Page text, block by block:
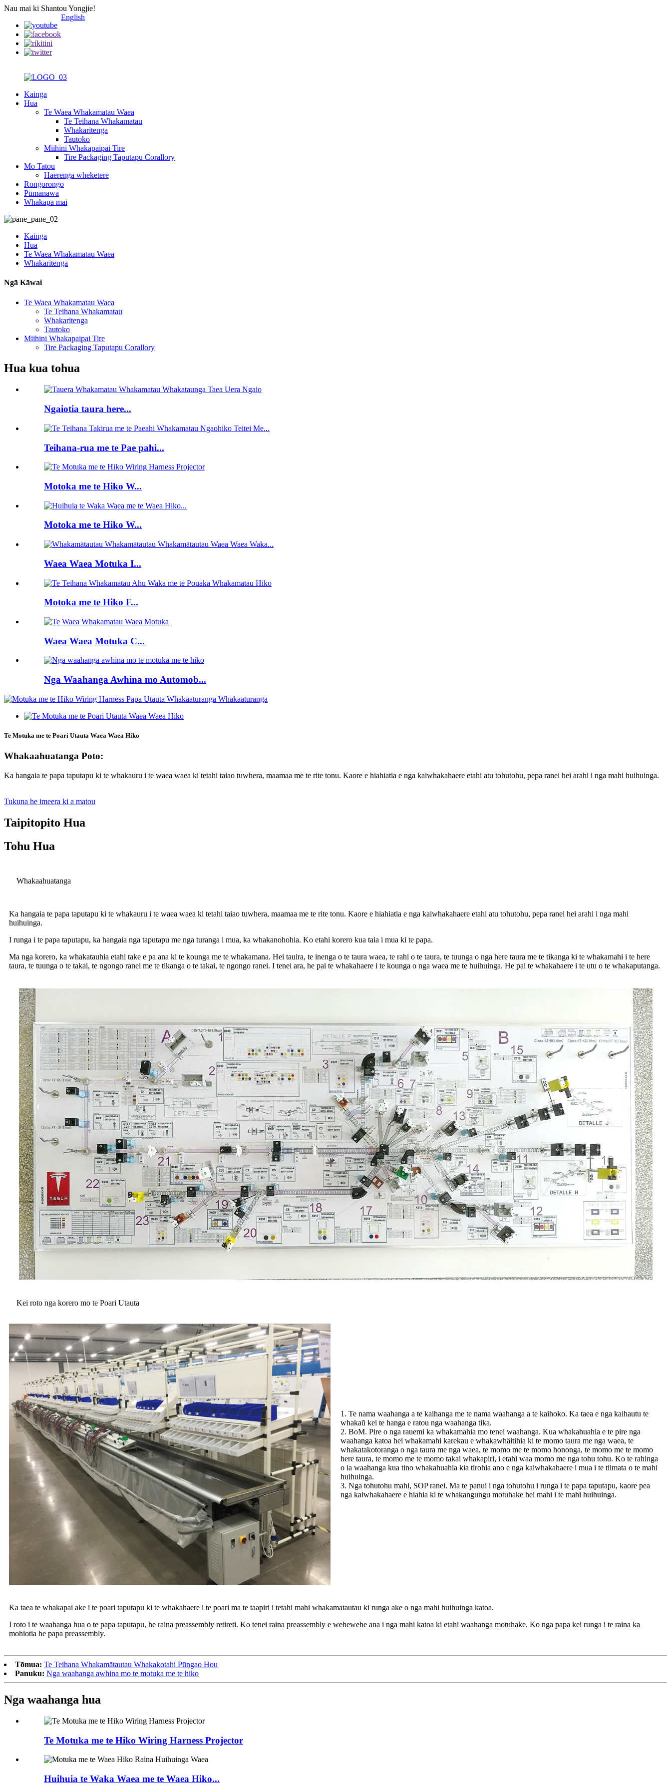
Nau mai ki Shantou Yongjie!
English
Kainga
Hua
Te Waea Whakamatau Waea
Te Teihana Whakamatau
Whakaritenga
Tautoko
Miihini Whakapaipai Tire
Tire Packaging Taputapu Corallory
Mo Tatou
Haerenga wheketere
Rongorongo
Pūmanawa
Whakapā mai
Kainga
Hua
Te Waea Whakamatau Waea
Whakaritenga
Ngā Kāwai
Te Waea Whakamatau Waea
Te Teihana Whakamatau
Whakaritenga
Tautoko
Miihini Whakapaipai Tire
Tire Packaging Taputapu Corallory
Hua kua tohua
Ngaiotia taura here...
Teihana-rua me te Pae pahi...
Motoka me te Hiko W...
Motoka me te Hiko W...
Waea Waea Motuka I...
Motoka me te Hiko F...
Waea Waea Motuka C...
Nga Waahanga Awhina mo Automob...
Te Motuka me te Poari Utauta Waea Waea Hiko
Whakaahuatanga Poto:
Ka hangaia te papa taputapu ki te whakauru i te waea waea ki tetahi taiao tuwhera, maamaa me te rite tonu. Kaore e hiahiatia e nga kaiwhakahaere etahi atu tohutohu, pepa ranei hei arahi i nga mahi huihuinga.
Tukuna he imeera ki a matou
Taipitopito Hua
Tohu Hua
Whakaahuatanga
Ka hangaia te papa taputapu ki te whakauru i te waea waea ki tetahi taiao tuwhera, maamaa me te rite tonu. Kaore e hiahiatia e nga kaiwhakahaere etahi atu tohutohu, pepa ranei hei arahi i nga mahi
huihuinga.
I runga i te papa taputapu, ka hangaia nga taputapu me nga turanga i mua, ka whakanohohia. Ko etahi korero kua taia i mua ki te papa.
Ma nga korero, ka whakatauhia etahi take e pa ana ki te kounga me te whakamana. Hei tauira, te inenga o te taura waea, te rahi o te taura, te tuunga o nga here taura me te tikanga ki te whakamahi i te here
taura, te tuunga o te takai, te ngongo ranei me te tikanga o te takai, te ngongo ranei. I tenei ara, he pai te whakahaere i te kounga o nga waea me te huihuinga. He pai te whakahaere i te utu o te whakaputanga.
Kei roto nga korero mo te Poari Utauta
1. Te nama waahanga a te kaihanga me te nama waahanga a te kaihoko. Ka taea e nga kaihautu te
whakaū kei te hanga e ratou nga waahanga tika.
2. BoM. Pire o nga rauemi ka whakamahia mo tenei waahanga. Kua whakahuahia e te pire nga
waahanga katoa hei whakamahi karekau e whakawhäitihia ki te momo taura me nga waea, te
whakatakotoranga o nga taura me nga waea, te momo me te momo hononga, te momo me te momo
here taura, te momo me te momo takai whakapiri, i etahi waa momo me nga tohu tohu. Ko te rahinga
o ia waahanga kua tino whakahuahia kia tirohia ano e nga kaiwhakahaere i mua i te tiimata o te mahi
huihuinga.
3. Nga tohutohu mahi, SOP ranei. Ma te panui i nga tohutohu i runga i te papa taputapu, kaore pea
nga kaiwhakahaere e hiahia ki te whakangungu motuhake hei mahi i te mahi huihuinga.
Ka taea te whakapai ake i te poari taputapu ki te whakahaere i te poari ma te taapiri i tetahi mahi whakamatautau ki runga ake o nga mahi huihuinga katoa.
I roto i te waahanga hua o te papa taputapu, he raina preassembly retireti. Ko tenei raina preassembly e wehewehe ana i nga mahi katoa ki etahi waahanga motuhake. Ko nga papa kei runga i te raina ka
mohiotia he papa preassembly.
Tōmua: Te Teihana Whakamātautau Whakakotahi Pūngao Hou
Panuku: Nga waahanga awhina mo te motuka me te hiko
Nga waahanga hua
Te Motuka me te Hiko Wiring Harness Projector
Huihuia te Waka Waea me te Waea Hiko...